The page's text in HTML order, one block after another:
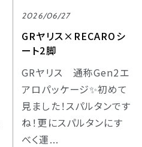
2026/06/27
GRヤリス×RECAROシ
ート2脚
GRヤリス 通称Gen2エ
アロパッケージ✨初めて
見ました！スパルタンです
ね！更にスパルタンにす
べく運...